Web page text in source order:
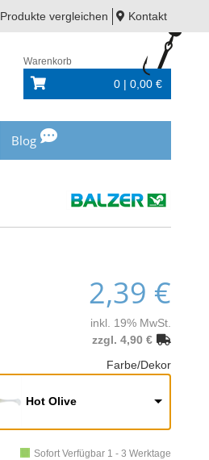
Produkte vergleichen Kontakt
Warenkorb
0 | 0,00 €
Blog
2,39 €
inkl. 19% MwSt.
zzgl. 4,90 €
Farbe/Dekor
Hot Olive
Sofort Verfügbar 1 - 3 Werktage